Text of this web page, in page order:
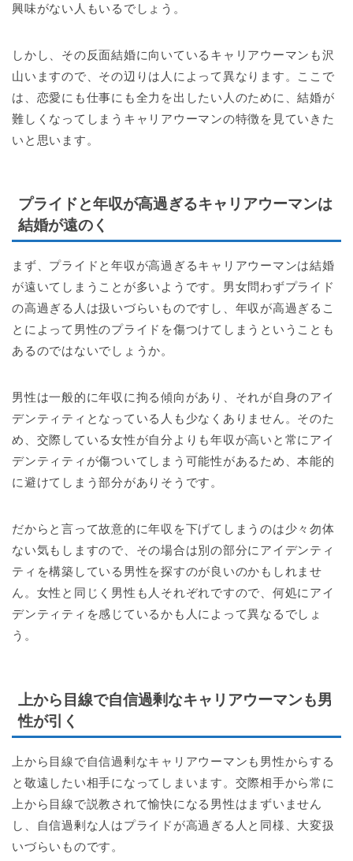
興味がない人もいるでしょう。
しかし、その反面結婚に向いているキャリアウーマンも沢
山いますので、その辺りは人によって異なります。ここで
は、恋愛にも仕事にも全力を出したい人のために、結婚が
難しくなってしまうキャリアウーマンの特徴を見ていきた
いと思います。
プライドと年収が高過ぎるキャリアウーマンは
結婚が遠のく
まず、プライドと年収が高過ぎるキャリアウーマンは結婚
が遠いてしまうことが多いようです。男女問わずプライド
の高過ぎる人は扱いづらいものですし、年収が高過ぎるこ
とによって男性のプライドを傷つけてしまうということも
あるのではないでしょうか。
男性は一般的に年収に拘る傾向があり、それが自身のアイ
デンティティとなっている人も少なくありません。そのた
め、交際している女性が自分よりも年収が高いと常にアイ
デンティティが傷ついてしまう可能性があるため、本能的
に避けてしまう部分がありそうです。
だからと言って故意的に年収を下げてしまうのは少々勿体
ない気もしますので、その場合は別の部分にアイデンティ
ティを構築している男性を探すのが良いのかもしれませ
ん。女性と同じく男性も人それぞれですので、何処にアイ
デンティティを感じているかも人によって異なるでしょ
う。
上から目線で自信過剰なキャリアウーマンも男
性が引く
上から目線で自信過剰なキャリアウーマンも男性からする
と敬遠したい相手になってしまいます。交際相手から常に
上から目線で説教されて愉快になる男性はまずいません
し、自信過剰な人はプライドが高過ぎる人と同様、大変扱
いづらいものです。